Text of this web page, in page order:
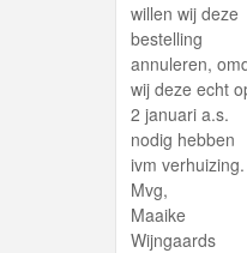
willen wij deze
bestelling
annuleren,
wij deze echt
2 januari a.s.
nodig hebben
ivm verhuizing.
Mvg,
Maaike
Wijngaards